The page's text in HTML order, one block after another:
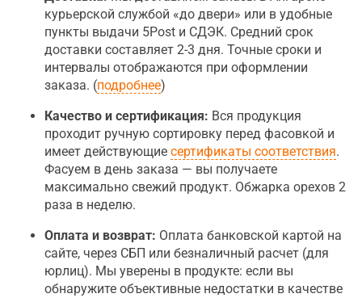
курьерской службой «до двери» или в удобные
пункты выдачи 5Post и СДЭК. Средний срок
доставки составляет 2-3 дня. Точные сроки и
интервалы отображаются при оформлении
заказа. (подробнее)
Качество и сертификация: Вся продукция
проходит ручную сортировку перед фасовкой и
имеет действующие сертификаты соответствия.
Фасуем в день заказа — вы получаете
максимально свежий продукт. Обжарка орехов 2
раза в неделю.
Оплата и возврат: Оплата банковской картой на
сайте, через СБП или безналичный расчет (для
юрлиц). Мы уверены в продукте: если вы
обнаружите объективные недостатки в качестве